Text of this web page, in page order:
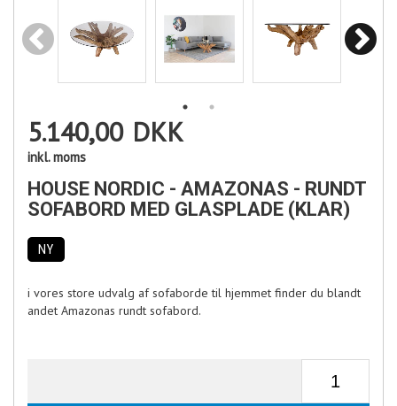
5.140,00 DKK
inkl. moms
HOUSE NORDIC - AMAZONAS - RUNDT
SOFABORD MED GLASPLADE (KLAR)
NY
i vores store udvalg af sofaborde til hjemmet finder du blandt
andet Amazonas rundt sofabord.